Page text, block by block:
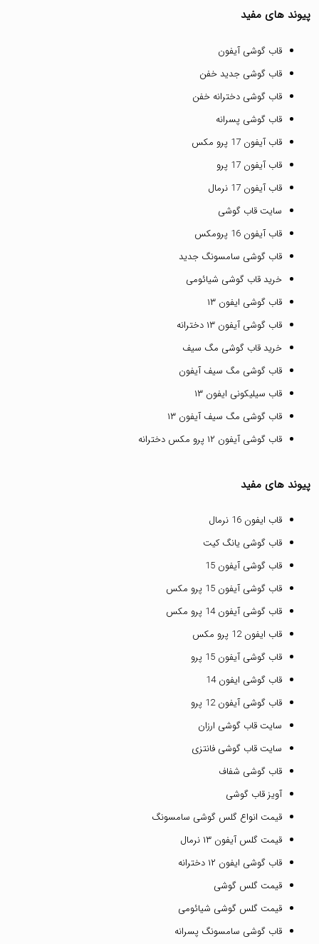
پیوند های مفید
قاب گوشی آیفون
قاب گوشی جدید خفن
قاب گوشی دخترانه خفن
قاب گوشی پسرانه
قاب آیفون 17 پرو مکس
قاب آیفون 17 پرو
قاب آیفون 17 نرمال
سایت قاب گوشی
قاب آیفون 16 پرومکس
قاب گوشی سامسونگ جدید
خرید قاب گوشی شیائومی
قاب گوشی ایفون ۱۳
قاب گوشی آیفون ۱۳ دخترانه
خرید قاب گوشی مگ سیف
قاب گوشی مگ سیف آیفون
قاب سیلیکونی ایفون ۱۳
قاب گوشی مگ سیف آیفون ۱۳
قاب گوشی آیفون ۱۲ پرو مکس دخترانه
پیوند های مفید
قاب ایفون 16 نرمال
قاب گوشی یانگ کیت
قاب گوشی آیفون 15
قاب گوشی آیفون 15 پرو مکس
قاب گوشی آیفون 14 پرو مکس
قاب ایفون 12 پرو مکس
قاب گوشی آیفون 15 پرو
قاب گوشی ایفون 14
قاب گوشی آیفون 12 پرو
سایت قاب گوشی ارزان
سایت قاب گوشی فانتزی
قاب گوشی شفاف
آویز قاب گوشی
قیمت انواع گلس گوشی سامسونگ
قیمت گلس آیفون ۱۳ نرمال
قاب گوشی ایفون ۱۲ دخترانه
قیمت گلس گوشی
قیمت گلس گوشی شیائومی
قاب گوشی سامسونگ پسرانه